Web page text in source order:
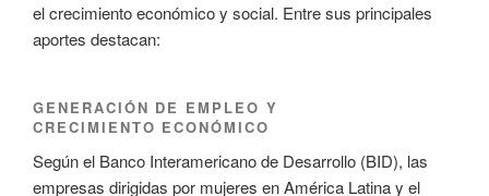
el crecimiento económico y social. Entre sus principales
aportes destacan:
GENERACIÓN DE EMPLEO Y
CRECIMIENTO ECONÓMICO
Según el Banco Interamericano de Desarrollo (BID), las
empresas dirigidas por mujeres en América Latina y el